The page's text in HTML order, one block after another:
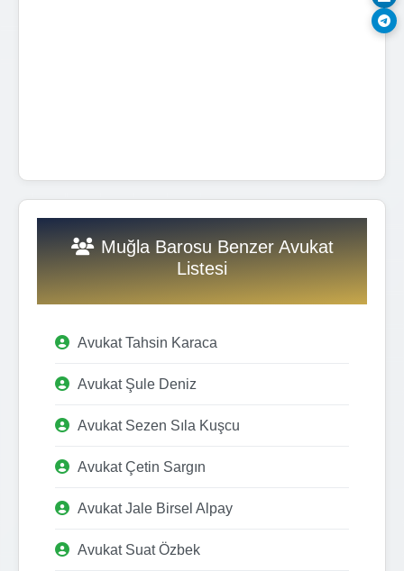
Muğla Barosu Benzer Avukat
Listesi
Avukat Tahsin Karaca
Avukat Şule Deniz
Avukat Sezen Sıla Kuşcu
Avukat Çetin Sargın
Avukat Jale Birsel Alpay
Avukat Suat Özbek